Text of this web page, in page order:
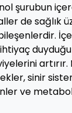
şurubun
de sağlık
sinir
ve